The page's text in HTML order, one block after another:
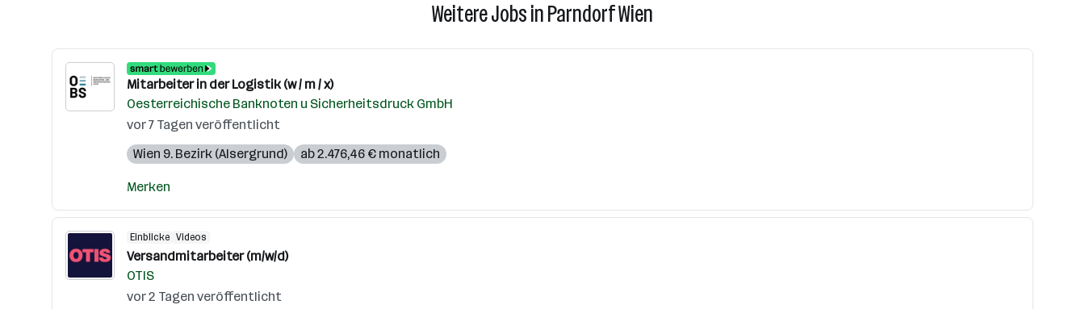
Weitere Jobs in Parndorf Wien
Mitarbeiter in der Logistik (w / m / x)
Oesterreichische Banknoten u Sicherheitsdruck GmbH
vor 7 Tagen veröffentlicht
Wien 9. Bezirk (Alsergrund)
ab 2.476,46 € monatlich
Merken
Einblicke Videos
Versandmitarbeiter (m/w/d)
OTIS
vor 2 Tagen veröffentlicht